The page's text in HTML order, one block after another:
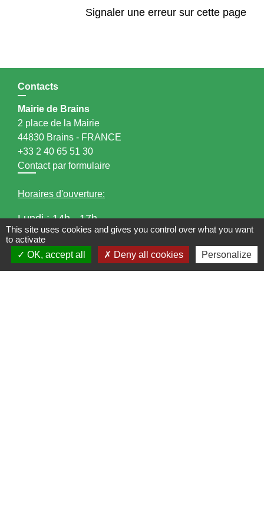
Signaler une erreur sur cette page
Contacts
Mairie de Brains
2 place de la Mairie
44830 Brains - FRANCE
+33 2 40 65 51 30
Contact par formulaire
Horaires d'ouverture:
Lundi : 14h - 17h
Mardi : 8h30 - 13h / 14h - 17h
Mercredi : 8h30 - 13h
Jeudi : 8h30 - 13h
This site uses cookies and gives you control over what you want
to activate
OK, accept all
Deny all cookies Personalize